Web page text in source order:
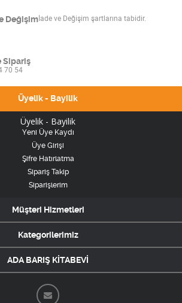
Değişim İade ve Değişim şartlarına tabidir.
Sipariş
70 54
Üyelik - Bayilik
Üyelik - Bayilik
Yeni Üye Kaydı
Üye Girişi
Şifre Hatırlatma
Sipariş Takip
Siparişlerim
Müşteri Hizmetleri
Kategorilerimiz
ADA BARIŞ KİTABEVİ